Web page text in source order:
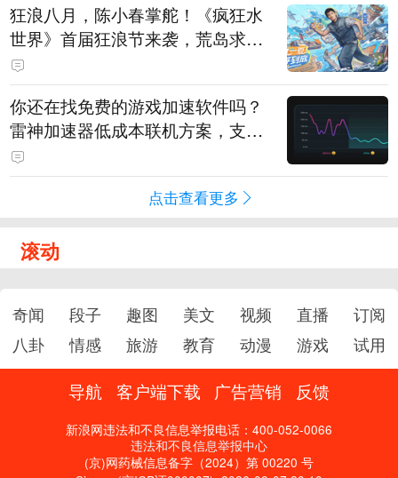
狂浪八月，陈小春掌舵！《疯狂水
世界》首届狂浪节来袭，荒岛求生
直播即将开启
你还在找免费的游戏加速软件吗？
雷神加速器低成本联机方案，支持
免费试用
点击查看更多
滚动
奇闻 段子 趣图 美文 视频 直播
订阅
八卦
情感 旅游 教育 动漫 游戏 试用
导航 客户端下载 广告营销 反馈
新浪网违法和不良信息举报电话：400-052-0066
违法和不良信息举报中心
(京)网药械信息备字（2024）第 00220 号